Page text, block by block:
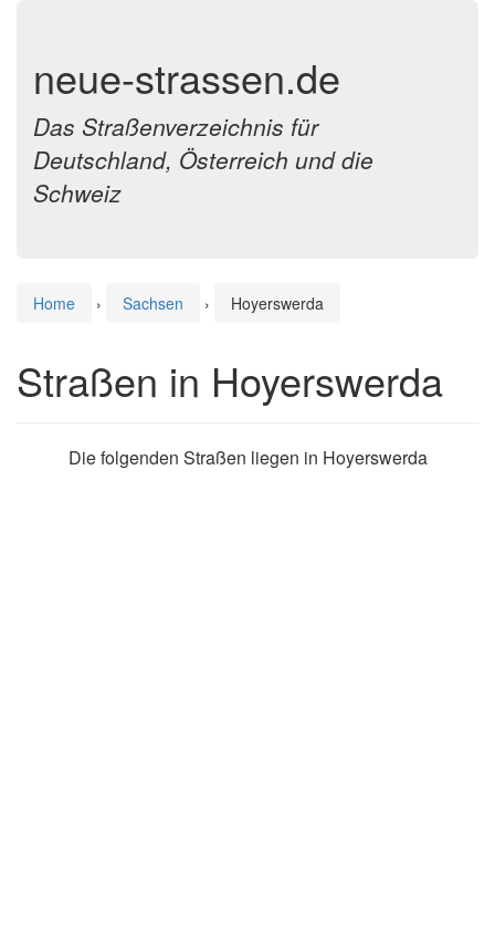
neue-strassen.de
Das Straßenverzeichnis für
Deutschland, Österreich und die
Schweiz
Home › Sachsen › Hoyerswerda
Straßen in Hoyerswerda
Die folgenden Straßen liegen in Hoyerswerda